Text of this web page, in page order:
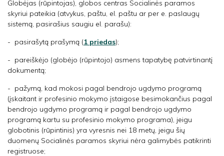
Globėjas (rūpintojas), globos centras Socialinės paramos
skyriui pateikia (atvykus, paštu, el. paštu ar per e. paslaugų
sistemą, pasirašius saugiu el. parašu):
- pasirašytą prašymą (1 priedas);
- pareiškėjo (globėjo (rūpintojo) asmens tapatybę patvirtinantį
dokumentą;
- pažymą, kad mokosi pagal bendrojo ugdymo programą
(įskaitant ir profesinio mokymo įstaigose besimokančius pagal
bendrojo ugdymo programą ir pagal bendrojo ugdymo
programą kartu su profesinio mokymo programa), jeigu
globotinis (rūpintinis) yra vyresnis nei 18 metų, jeigu šių
duomenų Socialinės paramos skyriui nėra galimybės patikrinti
registruose;